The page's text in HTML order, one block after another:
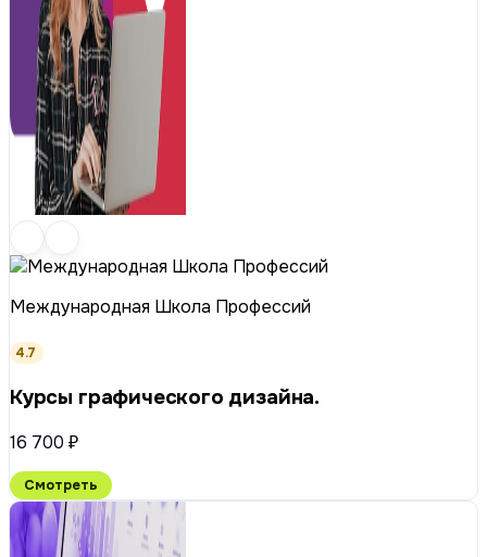
Международная Школа Профессий
4.7
Курсы графического дизайна.
16 700 ₽
Смотреть